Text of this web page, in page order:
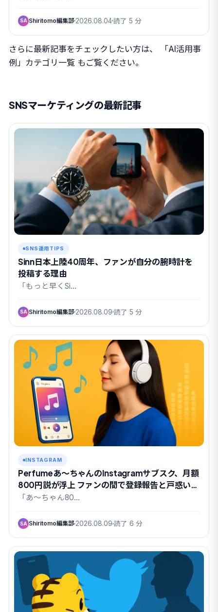
SA Shiritomo編集部 2026.08.04読了 5 分
さらに最新記事をチェックしたい方は、
「AI活用事
例」カテゴリ一覧 もご覧ください。
SNSマーケティングの最新記事
SNS運用TIPS
Sinn日本上陸40周年、ファンが自分の腕時計を
投稿する理由
「もっと早くSi…
SA Shiritomo編集部 2026.08.09 読了 5 分
INSTAGRAM
Perfumeあ〜ちゃんのInstagramサブスク、月額
800円説が浮上 ファンの間で登録報告と戸惑いが
交錯
「あ〜ちゃん80…
SA Shiritomo編集部 2026.08.09 読了 6 分